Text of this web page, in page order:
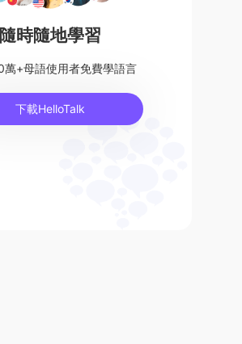
隨時隨地學習
+母語使用者免費學語言
下載HelloTalk